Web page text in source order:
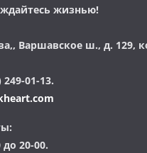
жизнью!
Варшавское ш., д. 129,
249-01-13.
до 20-00.